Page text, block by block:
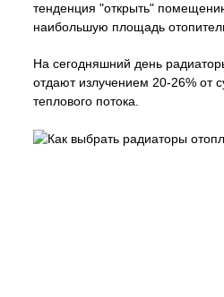
тенденция "открыть"
наибольшую площадь
На сегодняшний день
отдают излучением 20-26% от
теплового потока.